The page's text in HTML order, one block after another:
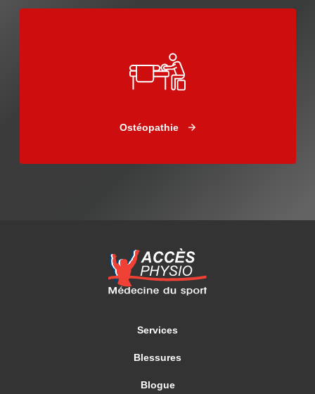
Ostéopathie
Services
Blessures
Blogue